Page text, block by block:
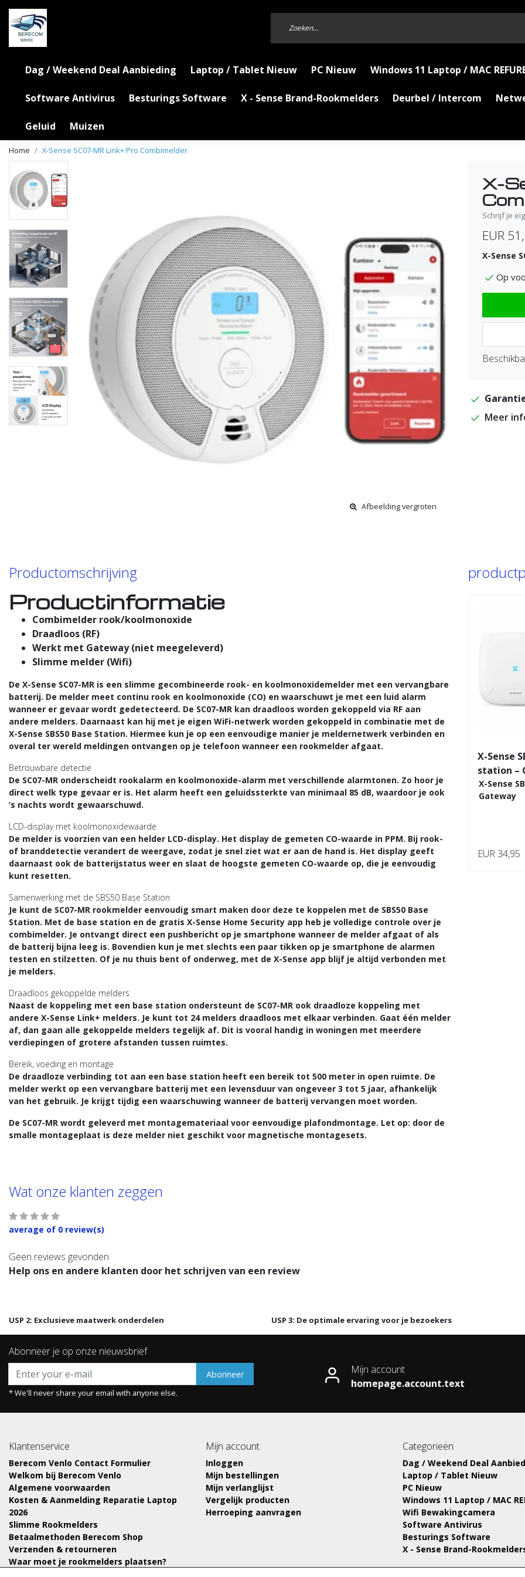
Dag / Weekend Deal Aanbieding Laptop / Tablet Nieuw PC Nieuw Windows 11 Laptop / MAC
Software Antivirus Besturings Software X - Sense Brand-Rookmelders Deurbel / Intercom
Geluid Muizen
Home X-Sense SC07-MR Link+ Pro Combimelder
Afbeelding vergroten
X-
Schrijf je
EUR
X-Sense
Op
Meer
Productomschrijving
Productinformatie
Combimelder rook/koolmonoxide
Draadloos (RF)
Werkt met Gateway (niet meegeleverd)
Slimme melder (Wifi)
De X-Sense SC07-MR is een slimme gecombineerde rook- en koolmonoxidemelder met een vervangbare
batterij. De melder meet continu rook en koolmonoxide (CO) en waarschuwt je met een luid alarm
wanneer er gevaar wordt gedetecteerd. De SC07-MR kan draadloos worden gekoppeld via RF aan
andere melders. Daarnaast kan hij met je eigen WiFi-netwerk worden gekoppeld in combinatie met de
X-Sense SBS50 Base Station. Hiermee kun je op een eenvoudige manier je meldernetwerk verbinden en
overal ter wereld meldingen ontvangen op je telefoon wanneer een rookmelder afgaat.
Betrouwbare detectie
De SC07-MR onderscheidt rookalarm en koolmonoxide-alarm met verschillende alarmtonen. Zo hoor je
direct welk type gevaar er is. Het alarm heeft een geluidssterkte van minimaal 85 dB, waardoor je ook
’s nachts wordt gewaarschuwd.
LCD-display met koolmonoxidewaarde
De melder is voorzien van een helder LCD-display. Het display de gemeten CO-waarde in PPM. Bij rook-
of branddetectie verandert de weergave, zodat je snel ziet wat er aan de hand is. Het display geeft
daarnaast ook de batterijstatus weer en slaat de hoogste gemeten CO-waarde op, die je eenvoudig
kunt resetten.
Samenwerking met de SBS50 Base Station
Je kunt de SC07-MR rookmelder eenvoudig smart maken door deze te koppelen met de SBS50 Base
Station. Met de base station en de gratis X-Sense Home Security app heb je volledige controle over je
combimelder. Je ontvangt direct een pushbericht op je smartphone wanneer de melder afgaat of als
de batterij bijna leeg is. Bovendien kun je met slechts een paar tikken op je smartphone de alarmen
testen en stilzetten. Of je nu thuis bent of onderweg, met de X-Sense app blijf je altijd verbonden met
je melders.
Draadloos gekoppelde melders
Naast de koppeling met een base station ondersteunt de SC07-MR ook draadloze koppeling met
andere X-Sense Link+ melders. Je kunt tot 24 melders draadloos met elkaar verbinden. Gaat één melder
af, dan gaan alle gekoppelde melders tegelijk af. Dit is vooral handig in woningen met meerdere
verdiepingen of grotere afstanden tussen ruimtes.
Bereik, voeding en montage
De draadloze verbinding tot aan een base station heeft een bereik tot 500 meter in open ruimte. De
melder werkt op een vervangbare batterij met een levensduur van ongeveer 3 tot 5 jaar, afhankelijk
van het gebruik. Je krijgt tijdig een waarschuwing wanneer de batterij vervangen moet worden.
De SC07-MR wordt geleverd met montagemateriaal voor eenvoudige plafondmontage. Let op: door de
smalle montageplaat is deze melder niet geschikt voor magnetische montagesets.
X-Sense
station –
X-Sense
Gateway
EUR 34,95
Wat onze klanten zeggen
average of 0 review(s)
Geen reviews gevonden
Help ons en andere klanten door het schrijven van een review
USP 2: Exclusieve maatwerk onderdelen USP 3: De optimale ervaring voor je bezoekers
Abonneer je op onze nieuwsbrief
Abonneer
* We'll never share your email with anyone else.
Mijn account
homepage.account.text
Klantenservice
Berecom Venlo Contact Formulier
Welkom bij Berecom Venlo
Algemene voorwaarden
Kosten & Aanmelding Reparatie Laptop
2026
Slimme Rookmelders
Betaalmethoden Berecom Shop
Verzenden & retourneren
Waar moet je rookmelders plaatsen?
Mijn account
Inloggen
Mijn bestellingen
Mijn verlanglijst
Vergelijk producten
Herroeping aanvragen
Categorieën
Dag / Weekend Deal
Laptop / Tablet Nieuw
PC Nieuw
Windows 11 Laptop / MAC
Wifi Bewakingcamera
Software Antivirus
Besturings Software
X - Sense Brand-